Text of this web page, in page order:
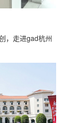
，走进gad杭州